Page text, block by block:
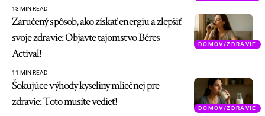
13 MIN READ
DOMOV/ZDRAVIE
Zaručený spôsob, ako získať energiu a zlepšiť
svoje zdravie: Objavte tajomstvo Béres
Actival!
11 MIN READ
DOMOV/ZDRAVIE
Šokujúce výhody kyseliny mliečnej pre
zdravie: Toto musíte vedieť!